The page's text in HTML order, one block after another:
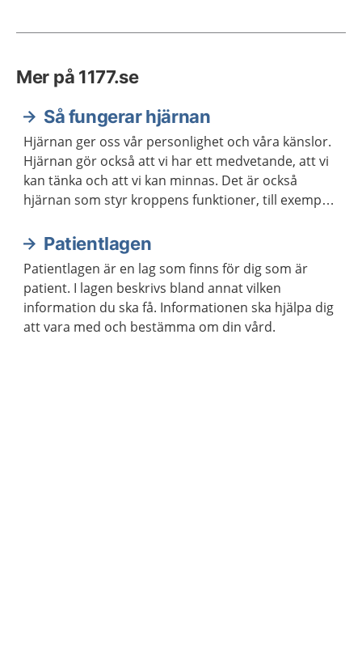
Mer på 1177.se
Så fungerar hjärnan
Hjärnan ger oss vår personlighet och våra känslor.
Hjärnan gör också att vi har ett medvetande, att vi
kan tänka och att vi kan minnas. Det är också
hjärnan som styr kroppens funktioner, till exempel
Patientlagen
Patientlagen är en lag som finns för dig som är
patient. I lagen beskrivs bland annat vilken
information du ska få. Informationen ska hjälpa dig
att vara med och bestämma om din vård.